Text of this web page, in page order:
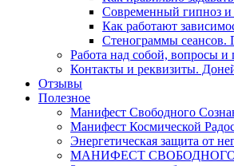
Современный гипноз и
Как работают
Стенограммы сеансов.
Работа над собой, вопросы и
Контакты и реквизиты.
Отзывы
Полезное
Манифест Свободного
Манифест Космической
Энергетическая защита от
МАНИФЕСТ